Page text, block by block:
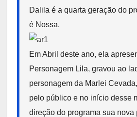
Dalila é a quarta geração do
é Nossa.
Em Abril deste ano, ela
Personagem Lila, gravou ao
personagem da Marlei
pelo público e no início desse
direção do programa sua nova